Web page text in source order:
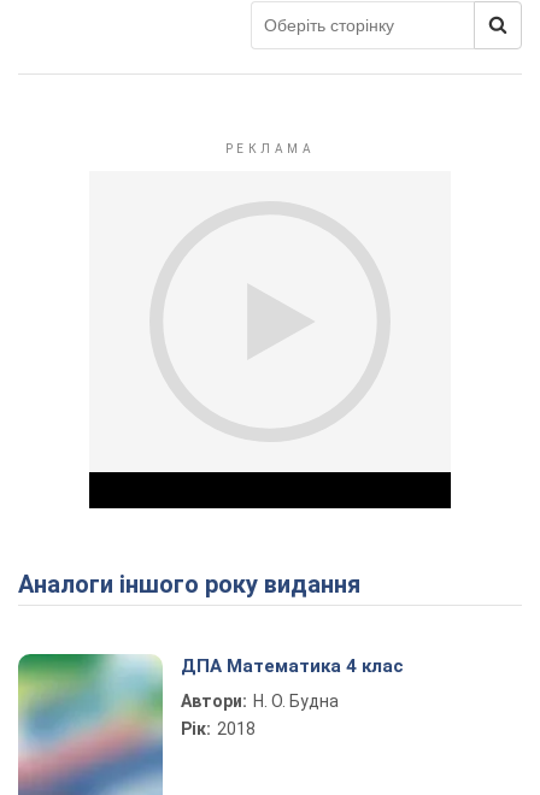
Play Video
Аналоги іншого року видання
ДПА Математика 4 клас
Автори: Н. О. Будна
Рік: 2018